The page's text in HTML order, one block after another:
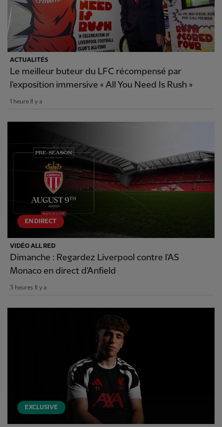
ACTUALITÉS
Le meilleur buteur du LFC récompensé par
l'exposition immersive « All You Need Is Rush »
1 heure Il y a
EN DIRECT
VIDÉO ALL RED
Dimanche : Regardez Liverpool contre l'AS
Monaco en direct d'Anfield
3 heures Il y a
EXCLUSIVE